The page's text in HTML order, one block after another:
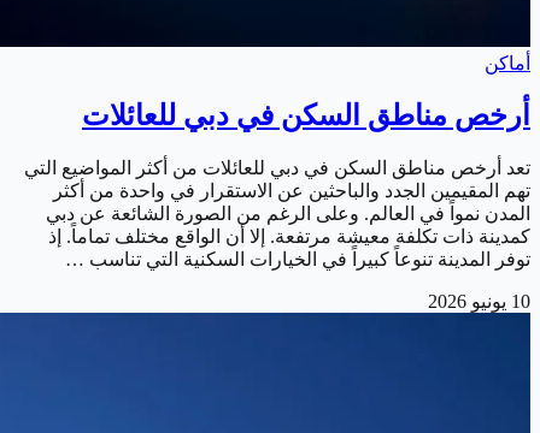
أماكن
أرخص مناطق السكن في دبي للعائلات
تعد أرخص مناطق السكن في دبي للعائلات من أكثر المواضيع التي
تهم المقيمين الجدد والباحثين عن الاستقرار في واحدة من أكثر
المدن نمواً في العالم. وعلى الرغم من الصورة الشائعة عن دبي
كمدينة ذات تكلفة معيشة مرتفعة. إلا أن الواقع مختلف تماماً. إذ
توفر المدينة تنوعاً كبيراً في الخيارات السكنية التي تناسب …
10 يونيو 2026